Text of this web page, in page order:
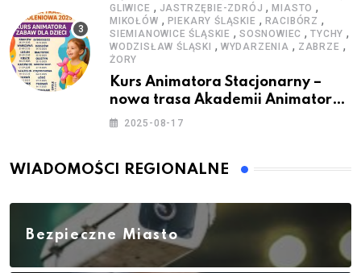
GLIWICE , JASTRZĘBIE-ZDRÓJ ,MIASTO ,
MIKOŁÓW , PIEKARY ŚLĄSKIE , RACIBÓRZ ,
SIEMIANOWICE ŚLĄSKIE ,SOSNOWIEC ,TYCHY ,
WODZISŁAW ŚLĄSKI , WYDARZENIA , ZABRZE ,
ŻORY
Kurs Animatora Stacjonarny –
nowa trasa Akademii Animatora
– jesień 2025
2025-08-17
WIADOMOŚCI REGIONALNE
Bezpieczne Miasto